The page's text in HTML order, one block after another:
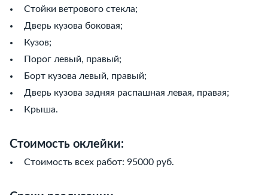
Стойки ветрового стекла;
Дверь кузова боковая;
Кузов;
Порог левый, правый;
Борт кузова левый, правый;
Дверь кузова задняя распашная левая, правая;
Крыша.
Стоимость оклейки:
Стоимость всех работ: 95000 руб.